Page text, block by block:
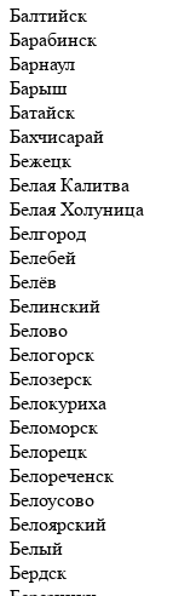
Балтийск
Барабинск
Барнаул
Барыш
Батайск
Бахчисарай
Бежецк
Белая Калитва
Белая Холуница
Белгород
Белебей
Белёв
Белинский
Белово
Белогорск
Белозерск
Белокуриха
Беломорск
Белорецк
Белореченск
Белоусово
Белоярский
Белый
Бердск